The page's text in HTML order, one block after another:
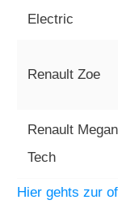
Electric
Renault Zoe
Renault
Tech
Hier gehts zur